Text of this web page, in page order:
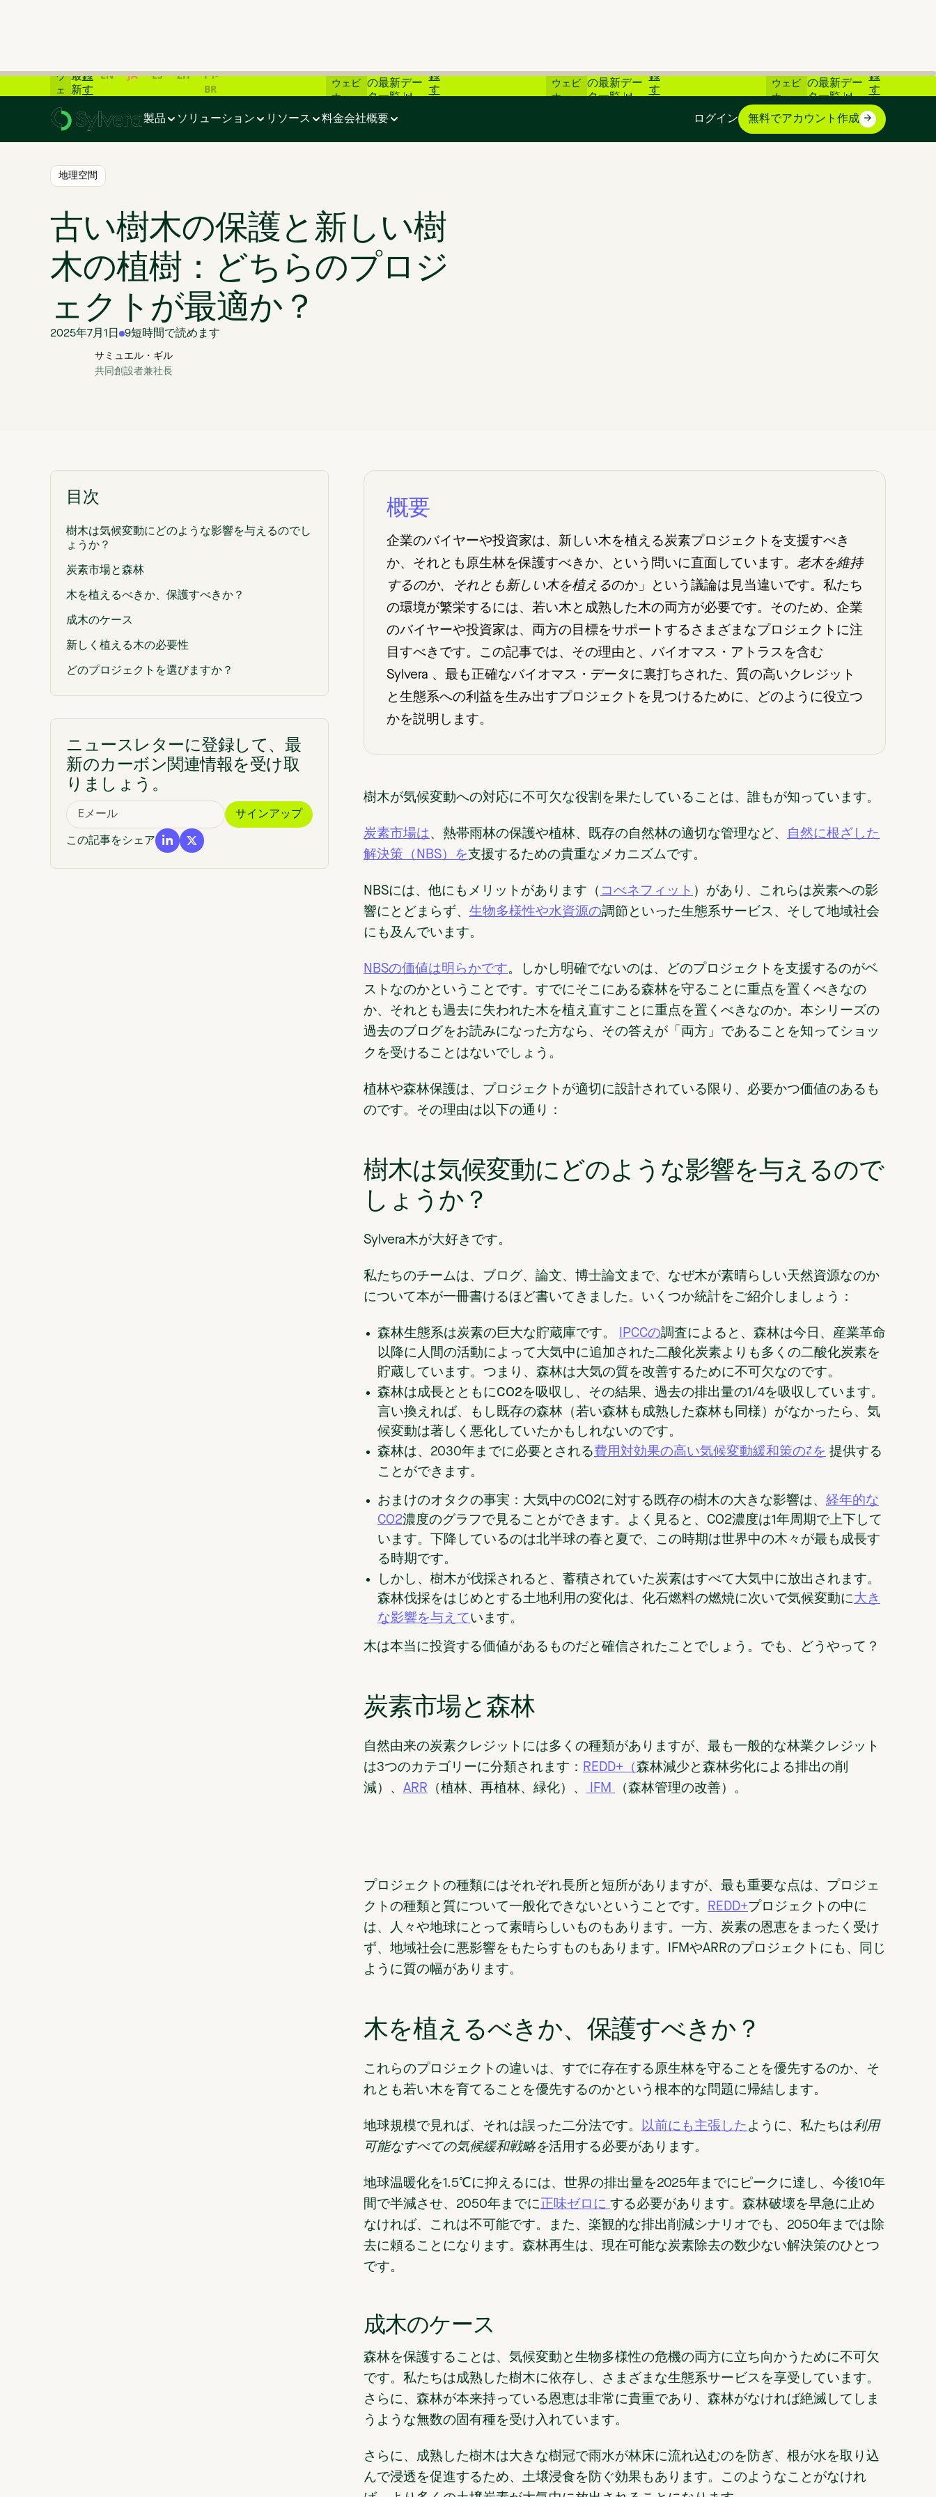
ウ
ェ
ナ
ー
最
新
ー
📊
録
す
EN JA ES ZH
PT-
BR
ライブ
ウェビ
ナー
📊 炭素市場
の最新デー
タ一覧 📊
録
す
ライブ
ウェビ
ナー
📊 炭素市場
の最新デー
タ一覧 📊
録
す
ライブ
ウェビ
ナー
📊 炭素市場
の最新デー
タ一覧 📊
録
す
る
製品
ソリューション リソース 料金会社概要 ログイン 無料でアカウント作成
地理空間
古い樹木の保護と新しい樹
木の植樹：どちらのプロジ
ェクトが最適か？
2025年7月1日 9短時間で読めます
サミュエル・ギル
共同創設者兼社長
目次
樹木は気候変動にどのような影響を与えるのでし
ょうか？
炭素市場と森林
木を植えるべきか、保護すべきか？
成木のケース
新しく植える木の必要性
どのプロジェクトを選びますか？
Sylveraツールやデータは、バイヤーがプロジェク
ニュースレターに登録して、最
新のカーボン関連情報を受け取
りましょう。
この記事をシェア
概要
企業のバイヤーや投資家は、新しい木を植える炭素プロジェクトを支援すべき
か、それとも原生林を保護すべきか、という問いに直面しています。 老木を維持
するのか、それとも新しい木を植えるのか」という議論は見当違いです。私たち
の環境が繁栄するには、若い木と成熟した木の両方が必要です。そのため、企業
のバイヤーや投資家は、両方の目標をサポートするさまざまなプロジェクトに注
目すべきです。この記事では、その理由と、バイオマス・アトラスを含む
Sylvera 、最も正確なバイオマス・データに裏打ちされた、質の高いクレジット
と生態系への利益を生み出すプロジェクトを見つけるために、どのように役立つ
かを説明します。
樹木が気候変動への対応に不可欠な役割を果たしていることは、誰もが知っています。
炭素市場は、熱帯雨林の保護や植林、既存の自然林の適切な管理など、
自然に根ざした
解決策（NBS）を支援するための貴重なメカニズムです。
NBSには、他にもメリットがあります（ コべネフィット ）があり、これらは炭素への影
響にとどまらず、 生物多様性や水資源の調節といった生態系サービス、そして地域社会
にも及んでいます。
NBSの価値は明らかです。しかし明確でないのは、どのプロジェクトを支援するのがベ
ストなのかということです。すでにそこにある森林を守ることに重点を置くべきなの
か、それとも過去に失われた木を植え直すことに重点を置くべきなのか。本シリーズの
過去のブログをお読みになった方なら、その答えが「両方」であることを知ってショッ
クを受けることはないでしょう 。
植林や森林保護は、プロジェクトが適切に設計されている限り、必要かつ価値のあるも
のです。その理由は以下の通り：
樹木は気候変動にどのような影響を与えるので
しょうか？
Sylvera木が大好きです。
私たちのチームは、ブログ、論文、博士論文まで、なぜ木が素晴らしい天然資源なのか
について本が一冊書けるほど書いてきました。いくつか統計をご紹介しましょう：
森林生態系は炭素の巨大な貯蔵庫です。 IPCCの調査によると、森林は今日、産業革命
以降に人間の活動によって大気中に追加された二酸化炭素よりも多くの二酸化炭素を
貯蔵しています。つまり、森林は大気の質を改善するために不可欠なのです。
森林は成長とともにCO2を吸収し 、その結果、過去の排出量の1/4を吸収しています。
言い換えれば、もし既存の森林（若い森林も成熟した森林も同様）がなかったら、気
候変動は著しく悪化していたかもしれないのです。
森林は、 2030年までに必要とされる費用対効果の高い気候変動緩和策の⇄を 提供する
ことができます。
おまけのオタクの事実： 大気中のCO2に対する既存の樹木の大きな影響は、 経年的な
CO2濃度のグラフで見ることができます。よく見ると、CO2濃度は1年周期で上下して
います。下降しているのは北半球の春と夏で、この時期は世界中の木々が最も成長す
る時期です。
しかし、樹木が伐採されると、蓄積されていた炭素はすべて大気中に放出されます。
森林伐採をはじめとする土地利用の変化は、化石燃料の燃焼に次いで気候変動に大き
な影響を与えています。
木は本当に投資する価値があるものだと確信されたことでしょう。でも、どうやって？
炭素市場と森林
自然由来の炭素クレジットには多くの種類がありますが、最も一般的な林業クレジット
は3つのカテゴリーに分類されます： REDD+（森林減少と森林劣化による排出の削
減）、 ARR （植林、再植林、緑化）、 IFM （森林管理の改善）。
プロジェクトの種類にはそれぞれ長所と短所がありますが、最も重要な点は、プロジェ
クトの種類と質について一般化できないということです。
REDD+プロジェクトの中に
は、人々や地球にとって素晴らしいものもあります。一方、炭素の恩恵をまったく受け
ず、地域社会に悪影響をもたらすものもあります。IFMやARRのプロジェクトにも、同じ
ように質の幅があります。
木を植えるべきか、保護すべきか？
これらのプロジェクトの違いは、すでに存在する原生林を守ることを優先するのか、そ
れとも若い木を育てることを優先するのかという根本的な問題に帰結します。
地球規模で見れば、それは誤った二分法です。 以前にも主張した ように、私たちは利用
可能なすべての気候緩和戦略を活用する必要があります。
地球温暖化を1.5℃に抑えるには、世界の排出量を2025年までにピークに達し、今後10年
間で半減させ、2050年までに 正味ゼロに する必要があります。森林破壊を早急に止め
なければ、これは不可能です。また、楽観的な排出削減シナリオでも、2050年までは除
去に頼ることになります。森林再生は、現在可能な炭素除去の数少ない解決策のひとつ
です。
成木のケース
森林を保護することは、気候変動と生物多様性の危機の両方に立ち向かうために不可欠
です。私たちは成熟した樹木に依存し、さまざまな生態系サービスを享受しています。
さらに、森林が本来持っている恩恵は非常に貴重であり、森林がなければ絶滅してしま
うような無数の固有種を受け入れています。
さらに、成熟した樹木は大きな樹冠で雨水が林床に流れ込むのを防ぎ、根が水を取り込
んで浸透を促進するため、土壌浸食を防ぐ効果もあります。このようなことがなけれ